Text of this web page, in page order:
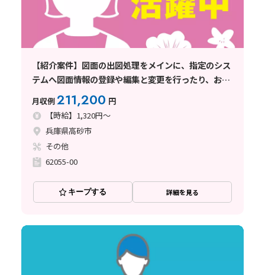
【紹介案件】図面の出図処理をメインに、指定のシス
テムへ図面情報の登録や編集と変更を行ったり、お客
様宛へ送付状を作成して図面の送付
月収例211,200 円
【時給】1,320円～
兵庫県高砂市
その他
62055-00
キープする 詳細を見る